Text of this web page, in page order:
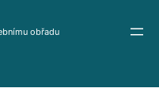
obřadu